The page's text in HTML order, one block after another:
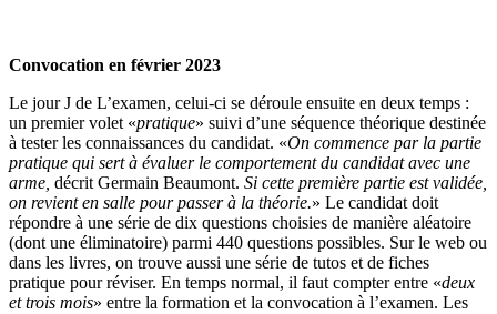
Convocation en février 2023
Le jour J de L’examen, celui-ci se déroule ensuite en deux temps :
un premier volet «pratique» suivi d’une séquence théorique destinée
à tester les connaissances du candidat. «On commence par la partie
pratique qui sert à évaluer le comportement du candidat avec une
arme, décrit Germain Beaumont. Si cette première partie est validée,
on revient en salle pour passer à la théorie.» Le candidat doit
répondre à une série de dix questions choisies de manière aléatoire
(dont une éliminatoire) parmi 440 questions possibles. Sur le web ou
dans les livres, on trouve aussi une série de tutos et de fiches
pratique pour réviser. En temps normal, il faut compter entre «deux
et trois mois» entre la formation et la convocation à l’examen. Les